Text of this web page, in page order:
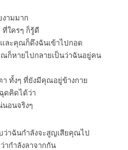
ามมาก
ใครๆ ก็รู้ดี
ละคุณก็ดึงฉันเข้าไปกอด
ณก็หายไปกลายเป็นว่าฉันอยู่คน
ทั้งๆ ที่ยังมีคุณอยู่ข้างกาย
ดคิดได้ว่า
อนจริงๆ
าฉันกำลังจะสูญเสียคุณไป
กำลังลาจากกัน